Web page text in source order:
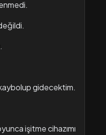
gidecektim.
işitme cihazımı